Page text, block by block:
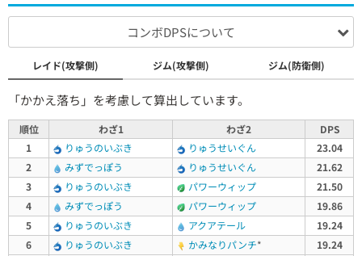
コンボDPSについて
レイド(攻撃側) ジム(攻撃側) ジム(防衛側)
「かかえ落ち」を考慮して算出しています。
順位 わざ1 わざ2
DPS
1
りゅうのいぶき りゅうせいぐん
23.04
2
みずでっぽう りゅうせいぐん
21.62
3
りゅうのいぶき パワーウィップ
21.50
4
みずでっぽう パワーウィップ
19.86
5
りゅうのいぶき アクアテール
19.24
6
りゅうのいぶき かみなりパンチ*
19.24